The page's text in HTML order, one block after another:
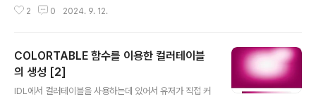
함수의 형태를 다양하게 변형시켜서 ..
에 2회에 걸쳐서 올린 바 있습니다(게시물 1, 게시물 2). 오
이 NCOLOR 키워드의 역할 및 활용 방법을 관련 예제와
함께 소개해보겠습니다. IDL 도움말에서 COLORTABLE
함수에 관한 섹션에서 NCOLORS 키워드에 대한 설명을
2 0 2024. 9. 12.
COLORTABLE 함수를 이용한 컬러테이블
의 생성 [2]
IDL에서 컬러테이블을 사용하는데 있어서 유저가 직접 커